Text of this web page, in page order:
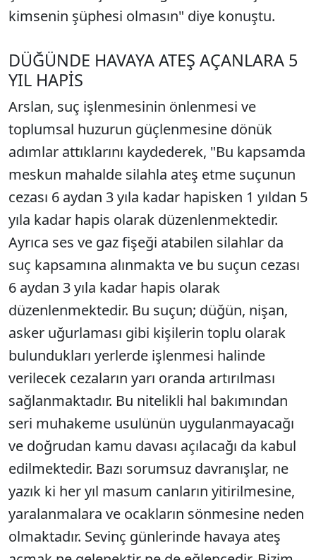
kimsenin şüphesi olmasın" diye konuştu.
DÜĞÜNDE HAVAYA ATEŞ AÇANLARA 5
YIL HAPİS
Arslan, suç işlenmesinin önlenmesi ve
toplumsal huzurun güçlenmesine dönük
adımlar attıklarını kaydederek, "Bu kapsamda
meskun mahalde silahla ateş etme suçunun
cezası 6 aydan 3 yıla kadar hapisken 1 yıldan 5
yıla kadar hapis olarak düzenlenmektedir.
Ayrıca ses ve gaz fişeği atabilen silahlar da
suç kapsamına alınmakta ve bu suçun cezası
6 aydan 3 yıla kadar hapis olarak
düzenlenmektedir. Bu suçun; düğün, nişan,
asker uğurlaması gibi kişilerin toplu olarak
bulundukları yerlerde işlenmesi halinde
verilecek cezaların yarı oranda artırılması
sağlanmaktadır. Bu nitelikli hal bakımından
seri muhakeme usulünün uygulanmayacağı
ve doğrudan kamu davası açılacağı da kabul
edilmektedir. Bazı sorumsuz davranışlar, ne
yazık ki her yıl masum canların yitirilmesine,
yaralanmalara ve ocakların sönmesine neden
olmaktadır. Sevinç günlerinde havaya ateş